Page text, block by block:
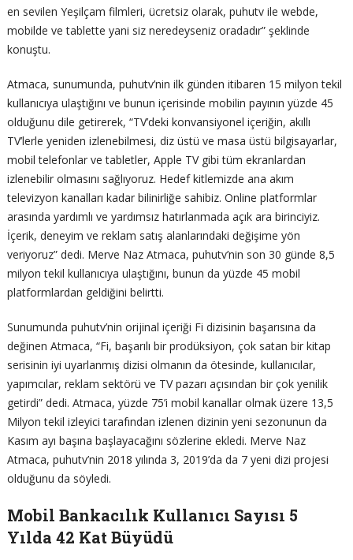
en sevilen Yeşilçam filmleri, ücretsiz olarak, puhutv ile webde,
mobilde ve tablette yani siz neredeyseniz oradadır” şeklinde
konuştu.
Atmaca, sunumunda, puhutv’nin ilk günden itibaren 15 milyon tekil
kullanıcıya ulaştığını ve bunun içerisinde mobilin payının yüzde 45
olduğunu dile getirerek, “TV’deki konvansiyonel içeriğin, akıllı
TV’lerle yeniden izlenebilmesi, diz üstü ve masa üstü bilgisayarlar,
mobil telefonlar ve tabletler, Apple TV gibi tüm ekranlardan
izlenebilir olmasını sağlıyoruz. Hedef kitlemizde ana akım
televizyon kanalları kadar bilinirliğe sahibiz. Online platformlar
arasında yardımlı ve yardımsız hatırlanmada açık ara birinciyiz.
İçerik, deneyim ve reklam satış alanlarındaki değişime yön
veriyoruz” dedi. Merve Naz Atmaca, puhutv’nin son 30 günde 8,5
milyon tekil kullanıcıya ulaştığını, bunun da yüzde 45 mobil
platformlardan geldiğini belirtti.
Sunumunda puhutv’nin orijinal içeriği Fi dizisinin başarısına da
değinen Atmaca, “Fi, başarılı bir prodüksiyon, çok satan bir kitap
serisinin iyi uyarlanmış dizisi olmanın da ötesinde, kullanıcılar,
yapımcılar, reklam sektörü ve TV pazarı açısından bir çok yenilik
getirdi” dedi. Atmaca, yüzde 75’i mobil kanallar olmak üzere 13,5
Milyon tekil izleyici tarafından izlenen dizinin yeni sezonunun da
Kasım ayı başına başlayacağını sözlerine ekledi. Merve Naz
Atmaca, puhutv’nin 2018 yılında 3, 2019’da da 7 yeni dizi projesi
olduğunu da söyledi.
Mobil Bankacılık Kullanıcı Sayısı 5
Yılda 42 Kat Büyüdü